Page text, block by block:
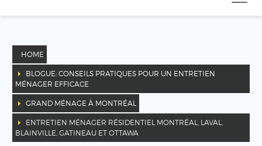
HOME
BLOGUE: CONSEILS PRATIQUES POUR UN ENTRETIEN
MÉNAGER EFFICACE
GRAND MÉNAGE À MONTRÉAL
ENTRETIEN MÉNAGER RÉSIDENTIEL MONTRÉAL, LAVAL,
BLAINVILLE, GATINEAU ET OTTAWA